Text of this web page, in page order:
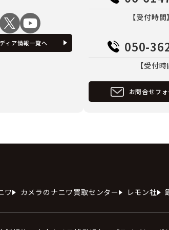
ィア情報一覧へ
【受付時
050-
【受付
お問合せフ
ワ カメラのナニワ買取センター レモン社